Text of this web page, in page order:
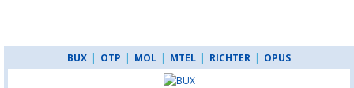
BUX | OTP | MOL | MTEL | RICHTER | OPUS